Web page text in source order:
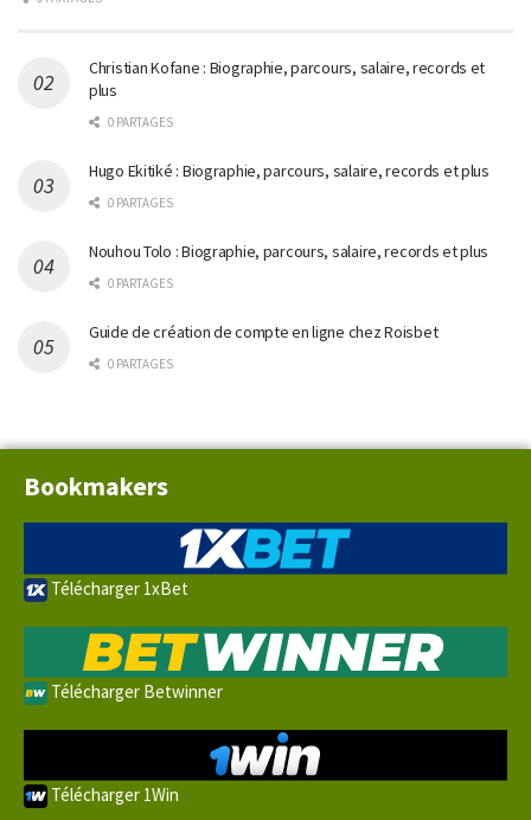
Christian Kofane : Biographie, parcours, salaire, records et
plus
0 PARTAGES
Hugo Ekitiké : Biographie, parcours, salaire, records et plus
0 PARTAGES
Nouhou Tolo : Biographie, parcours, salaire, records et plus
0 PARTAGES
Guide de création de compte en ligne chez Roisbet
0 PARTAGES
Bookmakers
Télécharger 1xBet
Télécharger Betwinner
Télécharger 1Win